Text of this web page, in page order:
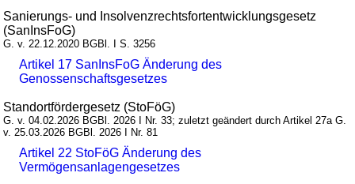
Sanierungs- und Insolvenzrechtsfortentwicklungsgesetz
(SanInsFoG)
G. v. 22.12.2020 BGBl. I S. 3256
Artikel 17 SanInsFoG Änderung des
Genossenschaftsgesetzes
Standortfördergesetz (StoFöG)
G. v. 04.02.2026 BGBl. 2026 I Nr. 33; zuletzt geändert durch Artikel 27a G.
v. 25.03.2026 BGBl. 2026 I Nr. 81
Artikel 22 StoFöG Änderung des
Vermögensanlagengesetzes